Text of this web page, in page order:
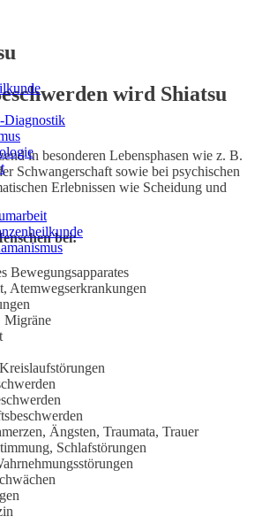
Diagnostik
wird Shiatsu
in besonderen Lebensphasen wie z. B.
Schwangerschaft sowie bei psychischen
Erlebnissen wie Scheidung und
bei:
Bewegungsapparates
Atemwegserkrankungen
Migräne
Ängsten, Traumata, Trauer
Schlafstörungen